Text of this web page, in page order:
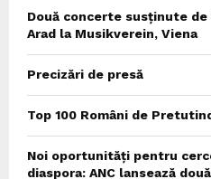
Două concerte susținute
Arad la Musikverein, Viena
Precizări de presă
Top 100 Români de
Noi oportunități pentru
diaspora: ANC lansează